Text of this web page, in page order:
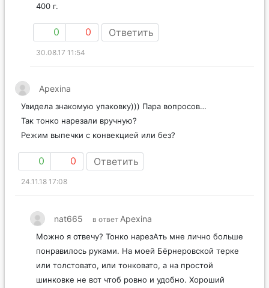
400 г.
0 0 Ответить
30.08.17 11:54
Apexina
Увидела знакомую упаковку))) Пара вопросов…
Так тонко нарезали вручную?
Режим выпечки с конвекцией или без?
0 0 Ответить
24.11.18 17:08
nat665 в ответ Apexina
Можно я отвечу? Тонко нарезАть мне лично больше
понравилось руками. На моей Бёрнеровской терке
или толстовато, или тонковато, а на простой
шинковке не вот чтоб ровно и удобно. Хороший